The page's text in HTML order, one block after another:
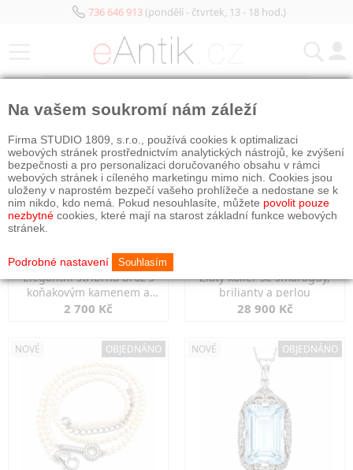
736 646 913(pondělí - čtvrtek, 13 - 18 hod.)
Elegantní stříbrná brož s
koňakovým kamenem a
markazity
2 700 Kč
Zlatý kolier se smaragdy,
brilianty a perlou
28 900 Kč
NOVÉ OBJEDNÁNO NOVÉ OBJEDNÁNO
Na vašem soukromí nám záleží
Firma STUDIO 1809, s.r.o., používá cookies k optimalizaci
webových stránek prostřednictvím analytických nástrojů, ke zvýšení
bezpečnosti a pro personalizaci doručovaného obsahu v rámci
webových stránek i cíleného marketingu mimo nich. Cookies jsou
uloženy v naprostém bezpečí vašeho prohlížeče a nedostane se k
nim nikdo, kdo nemá. Pokud nesouhlasíte, můžete povolit pouze
nezbytné cookies, které mají na starost základní funkce webových
stránek.
Podrobné nastavení Souhlasím